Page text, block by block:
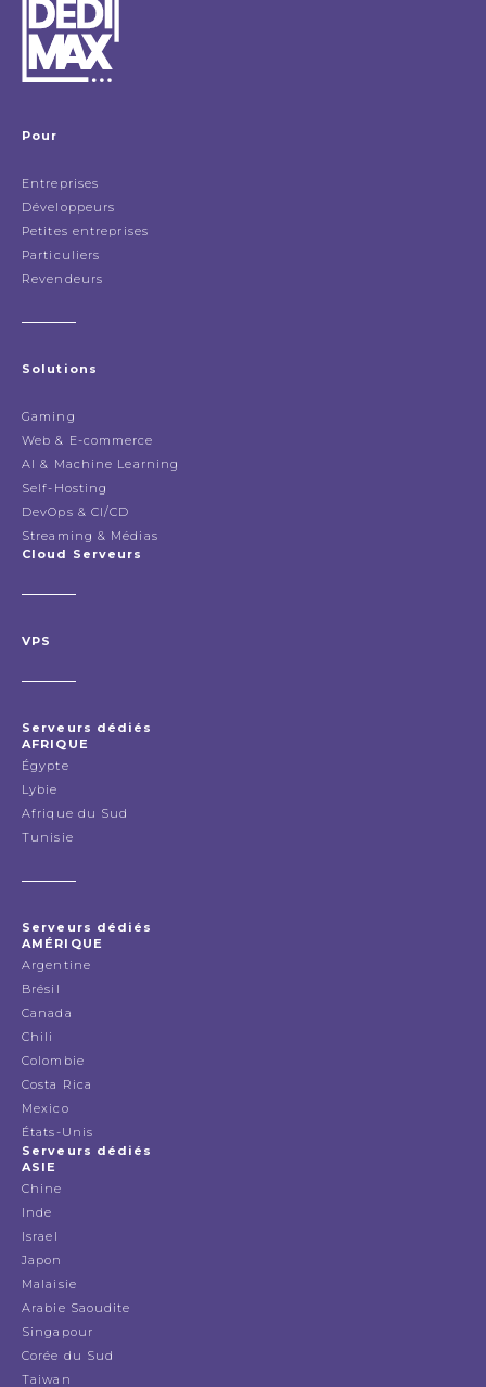
Pour
Entreprises
Développeurs
Petites entreprises
Particuliers
Revendeurs
Solutions
Gaming
Web & E-commerce
AI & Machine Learning
Self-Hosting
DevOps & CI/CD
Streaming & Médias
Cloud Serveurs
VPS
Serveurs dédiés
AFRIQUE
Égypte
Lybie
Afrique du Sud
Tunisie
Serveurs dédiés
AMÉRIQUE
Argentine
Brésil
Canada
Chili
Colombie
Costa Rica
Mexico
États-Unis
Serveurs dédiés
ASIE
Chine
Inde
Israel
Japon
Malaisie
Arabie Saoudite
Singapour
Corée du Sud
Taiwan